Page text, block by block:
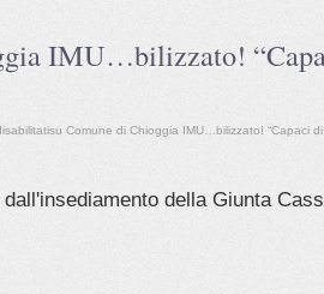
IMU…bilizzato!
su Comune di Chioggia IMU…bilizzato! “Capaci
della Giunta